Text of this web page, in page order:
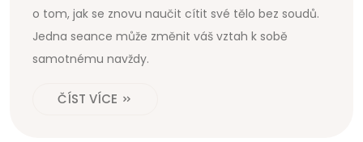
o tom, jak se znovu naučit cítit své tělo bez soudů.
Jedna seance může změnit váš vztah k sobě
samotnému navždy.
ČÍST VÍCE